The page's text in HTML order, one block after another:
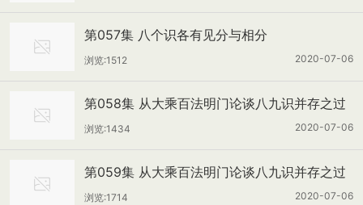
第057集 八个识各有见分与相分
2020-07-06
浏览:1512
第058集 从大乘百法明门论谈八九识并存之过
失（上）
2020-07-06
浏览:1434
第059集 从大乘百法明门论谈八九识并存之过
失（下）
2020-07-06
浏览:1714